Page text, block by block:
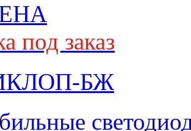
под заказ
БЖ